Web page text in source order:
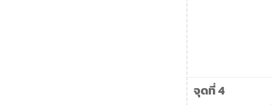
จุดที่ 4